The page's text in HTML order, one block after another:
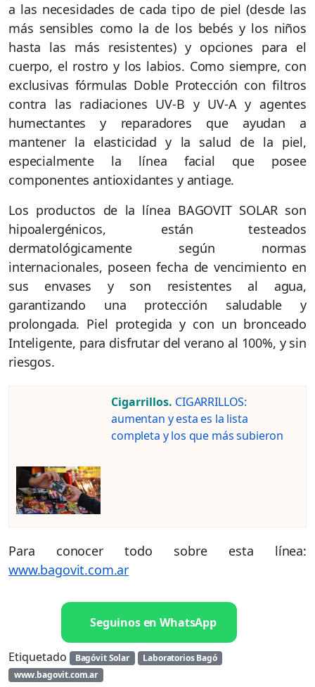
a las necesidades de cada tipo de piel (desde las
más sensibles como la de los bebés y los niños
hasta las más resistentes) y opciones para el
cuerpo, el rostro y los labios. Como siempre, con
exclusivas fórmulas Doble Protección con filtros
contra las radiaciones UV-B y UV-A y agentes
humectantes y reparadores que ayudan a
mantener la elasticidad y la salud de la piel,
especialmente la línea facial que posee
componentes antioxidantes y antiage.
Los productos de la línea BAGOVIT SOLAR son
hipoalergénicos, están testeados
dermatológicamente según normas
internacionales, poseen fecha de vencimiento en
sus envases y son resistentes al agua,
garantizando una protección saludable y
prolongada. Piel protegida y con un bronceado
Inteligente, para disfrutar del verano al 100%, y sin
riesgos.
Cigarrillos. CIGARRILLOS:
aumentan y esta es la lista
completa y los que más subieron
Para conocer todo sobre esta línea:
www.bagovit.com.ar
Seguinos en WhatsApp
Etiquetado Bagóvit Solar
Laboratorios Bagó
www.bagovit.com.ar